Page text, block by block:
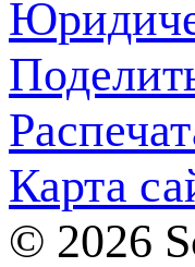
Карта
© 2026